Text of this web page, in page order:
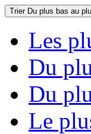
Trier Du plus bas au
Les
Du
Du
Le